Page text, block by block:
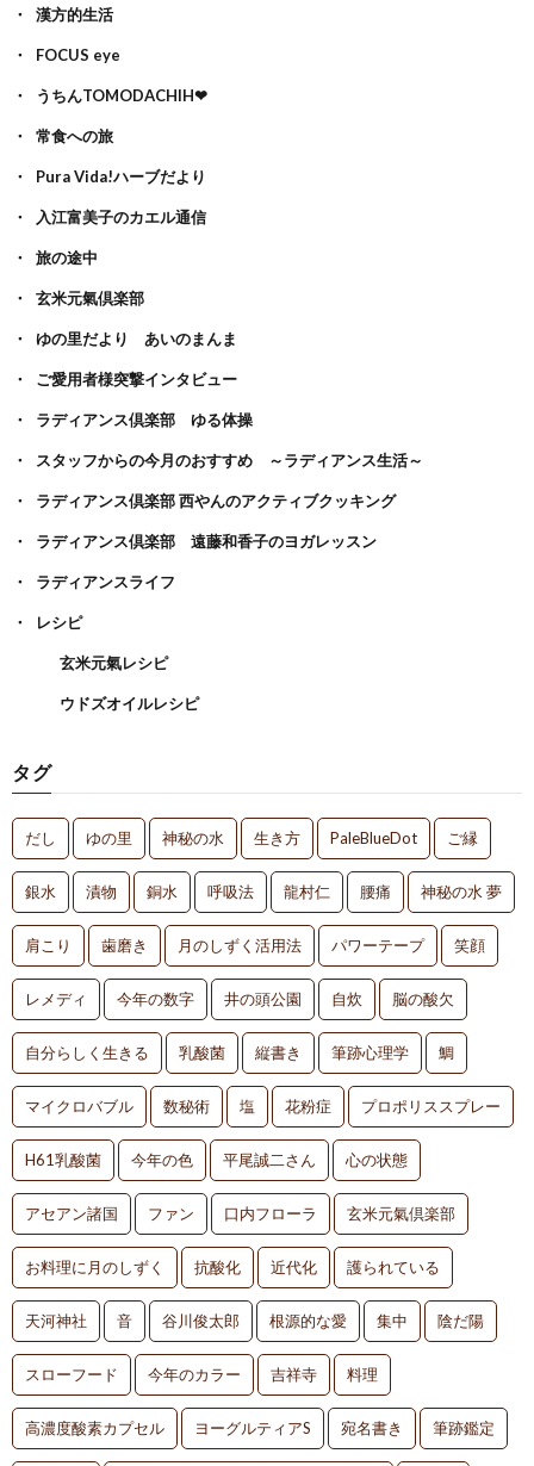
漢方的生活
FOCUS eye
うちんTOMODACHIH❤
常食への旅
Pura Vida!ハーブだより
入江富美子のカエル通信
旅の途中
玄米元氣倶楽部
ゆの里だより あいのまんま
ご愛用者様突撃インタビュー
ラディアンス倶楽部 ゆる体操
スタッフからの今月のおすすめ ～ラディアンス生活～
ラディアンス倶楽部 西やんのアクティブクッキング
ラディアンス倶楽部 遠藤和香子のヨガレッスン
ラディアンスライフ
レシピ
玄米元氣レシピ
ウドズオイルレシピ
タグ
だし ゆの里 神秘の水 生き方 PaleBlueDot ご縁
銀水 漬物 銅水 呼吸法 龍村仁 腰痛 神秘の水 夢
肩こり 歯磨き 月のしずく活用法 パワーテープ 笑顔
レメディ 今年の数字 井の頭公園 自炊 脳の酸欠
自分らしく生きる 乳酸菌 縦書き 筆跡心理学 鯛
マイクロバブル 数秘術 塩 花粉症 プロポリススプレー
H61乳酸菌 今年の色 平尾誠二さん 心の状態
アセアン諸国 ファン 口内フローラ 玄米元氣倶楽部
お料理に月のしずく 抗酸化 近代化 護られている
天河神社 音 谷川俊太郎 根源的な愛 集中 陰だ陽
スローフード 今年のカラー 吉祥寺 料理
高濃度酸素カプセル ヨーグルティアS 宛名書き 筆跡鑑定